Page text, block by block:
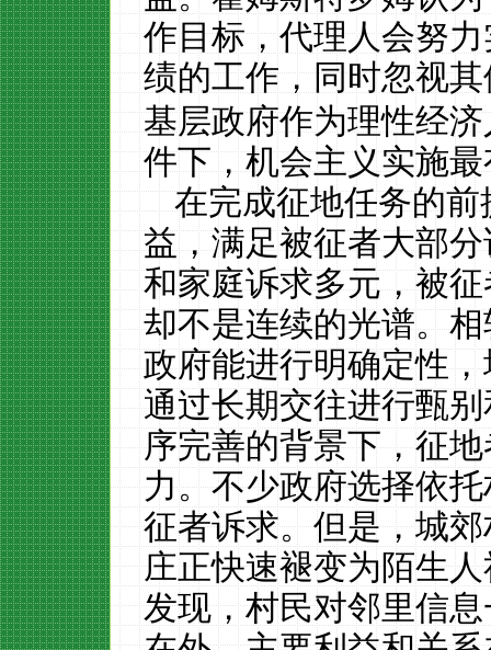
作目标，代理人会努
绩的工作，同时忽视
基层政府作为理性经
件下，机会主义实施
在完成征地任务的
益，满足被征者大部
和家庭诉求多元，被
却不是连续的光谱。
政府能进行明确定性
通过长期交往进行甄
序完善的背景下，征
力。不少政府选择依
征者诉求。但是，城
庄正快速褪变为陌生
发现，村民对邻里信